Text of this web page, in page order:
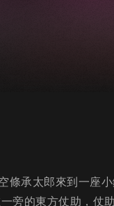
條承太郎來到一座
旁的東方仗助，仗